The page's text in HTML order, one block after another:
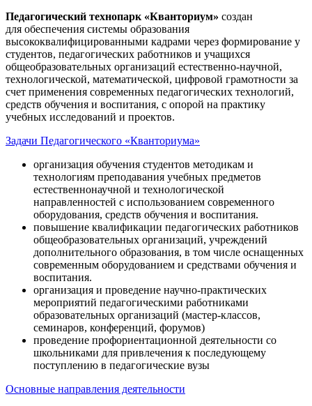
Педагогический технопарк «Кванториум» создан
для обеспечения системы образования
высококвалифицированными кадрами через формирование у
студентов, педагогических работников и учащихся
общеобразовательных организаций естественно-научной,
технологической, математической, цифровой грамотности за
счет применения современных педагогических технологий,
средств обучения и воспитания, с опорой на практику
учебных исследований и проектов.
Задачи Педагогического «Кванториума»
организация обучения студентов методикам и
технологиям преподавания учебных предметов
естественнонаучной и технологической
направленностей с использованием современного
оборудования, средств обучения и воспитания.
повышение квалификации педагогических работников
общеобразовательных организаций, учреждений
дополнительного образования, в том числе оснащенных
современным оборудованием и средствами обучения и
воспитания.
организация и проведение научно-практических
мероприятий педагогическими работниками
образовательных организаций (мастер-классов,
семинаров, конференций, форумов)
проведение профориентационной деятельности со
школьниками для привлечения к последующему
поступлению в педагогические вузы
Основные направления деятельности